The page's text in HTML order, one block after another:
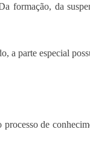
formação, da
a parte especial
de